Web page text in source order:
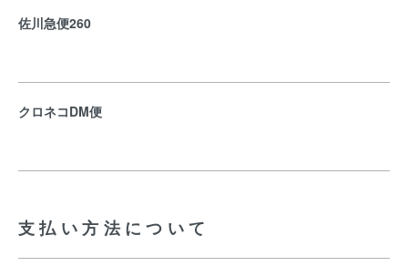
佐川急便260
クロネコDM便
支払い方法について